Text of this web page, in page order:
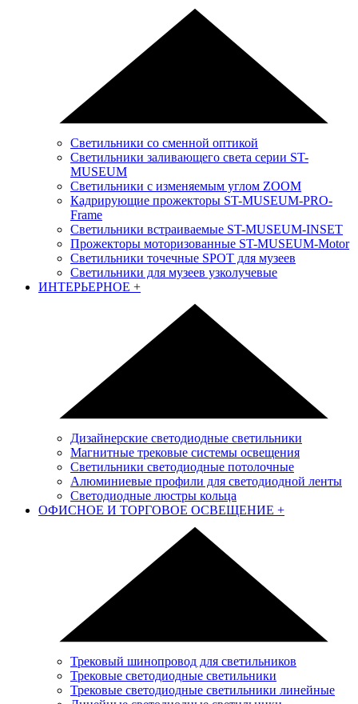
Светильники со сменной оптикой
Светильники заливающего света серии ST-
MUSEUM
Светильники с изменяемым углом ZOOM
Кадрирующие прожекторы ST-MUSEUM-PRO-
Frame
Светильники встраиваемые ST-MUSEUM-INSET
Прожекторы моторизованные ST-MUSEUM-Motor
Светильники точечные SPOT для музеев
Светильники для музеев узколучевые
ИНТЕРЬЕРНОЕ +
Дизайнерские светодиодные светильники
Магнитные трековые системы освещения
Светильники светодиодные потолочные
Алюминиевые профили для светодиодной ленты
Светодиодные люстры кольца
ОФИСНОЕ И ТОРГОВОЕ ОСВЕЩЕНИЕ +
Трековый шинопровод для светильников
Трековые светодиодные светильники
Трековые светодиодные светильники линейные